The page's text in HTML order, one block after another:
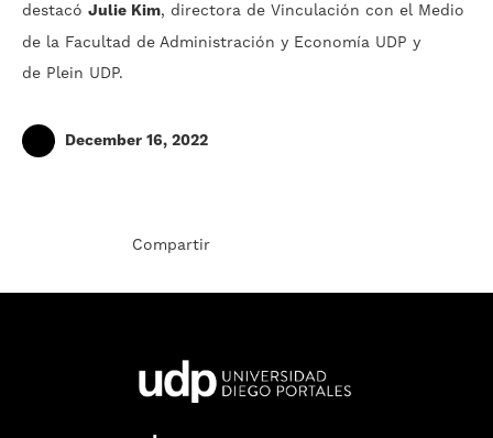
destacó Julie Kim, directora de Vinculación con el Medio
de la Facultad de Administración y Economía UDP y
de Plein UDP.
December 16, 2022
Compartir